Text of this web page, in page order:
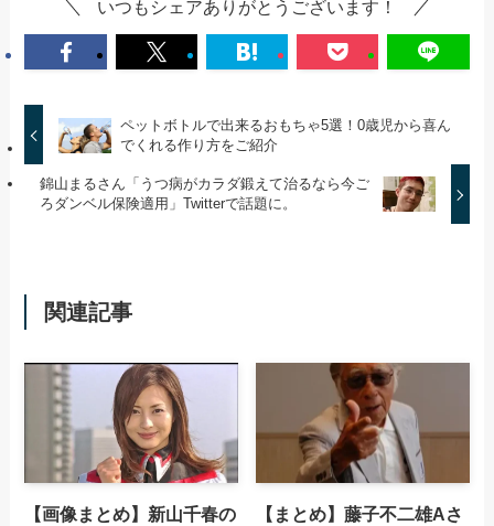
いつもシェアありがとうございます！
ペットボトルで出来るおもちゃ5選！0歳児から喜ん
でくれる作り方をご紹介
錦山まるさん「うつ病がカラダ鍛えて治るなら今ご
ろダンベル保険適用」Twitterで話題に。
関連記事
【画像まとめ】新山千春の
【まとめ】藤子不二雄Aさ